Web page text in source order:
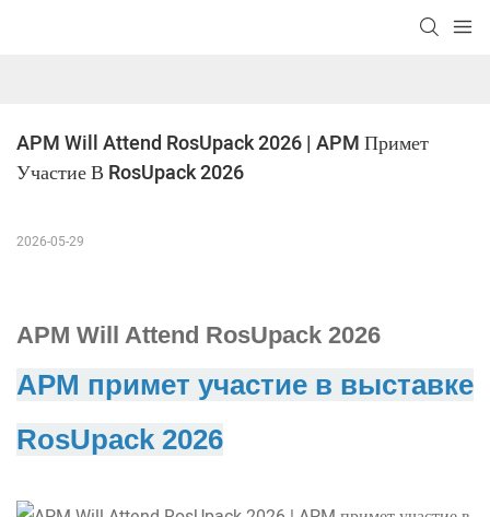
APM Will Attend RosUpack 2026 | APM Примет
Участие В RosUpack 2026
2026-05-29
APM Will Attend RosUpack 2026
APM примет участие в выставке
RosUpack 2026